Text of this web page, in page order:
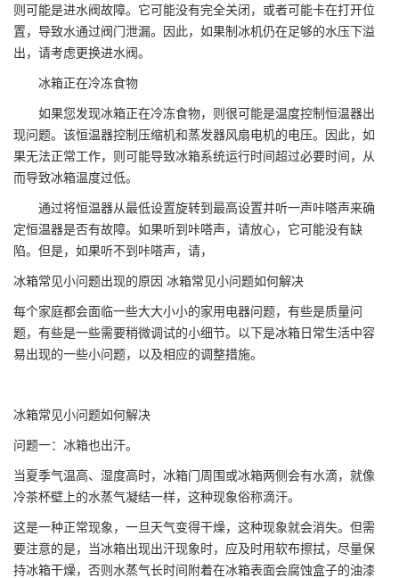
则可能是进水阀故障。它可能没有完全关闭，或者可能卡在打开位
置，导致水通过阀门泄漏。因此，如果制冰机仍在足够的水压下溢
出，请考虑更换进水阀。
冰箱正在冷冻食物
如果您发现冰箱正在冷冻食物，则很可能是温度控制恒温器出
现问题。该恒温器控制压缩机和蒸发器风扇电机的电压。因此，如
果无法正常工作，则可能导致冰箱系统运行时间超过必要时间，从
而导致冰箱温度过低。
通过将恒温器从最低设置旋转到最高设置并听一声咔嗒声来确
定恒温器是否有故障。如果听到咔嗒声，请放心，它可能没有缺
陷。但是，如果听不到咔嗒声，请，
冰箱常见小问题出现的原因 冰箱常见小问题如何解决
每个家庭都会面临一些大大小小的家用电器问题，有些是质量问
题，有些是一些需要稍微调试的小细节。以下是冰箱日常生活中容
易出现的一些小问题，以及相应的调整措施。
冰箱常见小问题如何解决
问题一：冰箱也出汗。
当夏季气温高、湿度高时，冰箱门周围或冰箱两侧会有水滴，就像
冷茶杯壁上的水蒸气凝结一样，这种现象俗称滴汗。
这是一种正常现象，一旦天气变得干燥，这种现象就会消失。但需
要注意的是，当冰箱出现出汗现象时，应及时用软布擦拭，尽量保
持冰箱干燥，否则水蒸气长时间附着在冰箱表面会腐蚀盒子的油漆